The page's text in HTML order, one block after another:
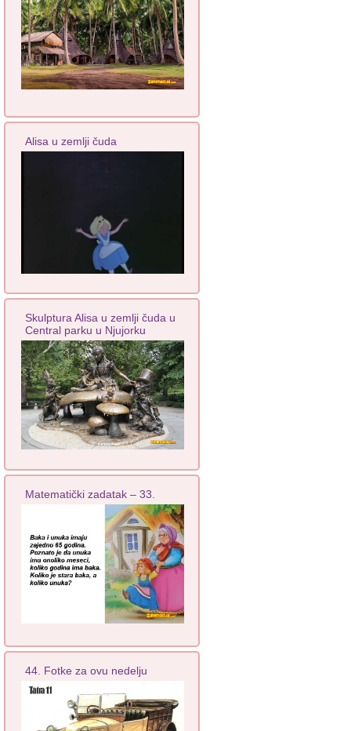
Alisa u zemlji čuda
Skulptura Alisa u zemlji čuda u
Central parku u Njujorku
Matematički zadatak – 33.
44. Fotke za ovu nedelju